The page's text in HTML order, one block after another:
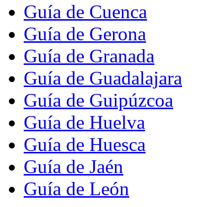
Guía de Cuenca
Guía de Gerona
Guía de Granada
Guía de Guadalajara
Guía de Guipúzcoa
Guía de Huelva
Guía de Huesca
Guía de Jaén
Guía de León